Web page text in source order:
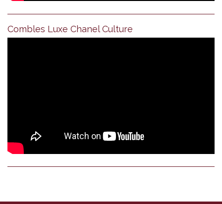
Combles Luxe Chanel Culture